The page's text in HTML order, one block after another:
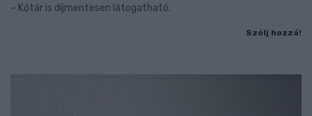
– Kőtár is díjmentesen látogatható.
Szólj hozzá!